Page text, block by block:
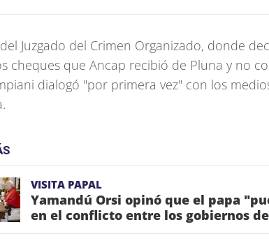
Juzgado del Crimen Organizado, donde
cheques que Ancap recibió de Pluna y no
dialogó "por primera vez" con los
VISITA PAPAL
Yamandú Orsi opinó que el papa
en el conflicto entre los gobiernos